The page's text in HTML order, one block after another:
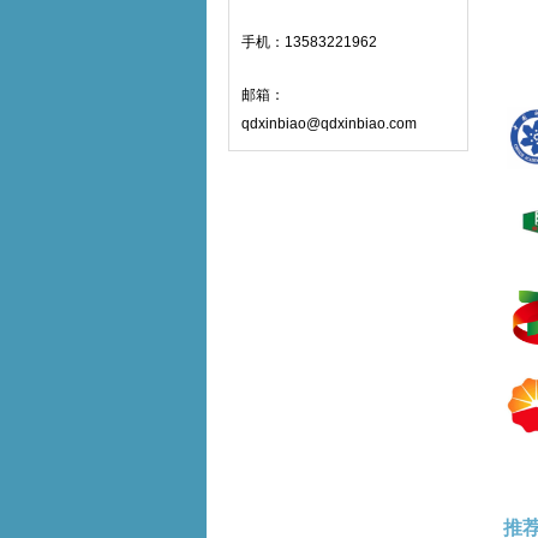
手机：13583221962
邮箱：
qdxinbiao@qdxinbiao.com
推